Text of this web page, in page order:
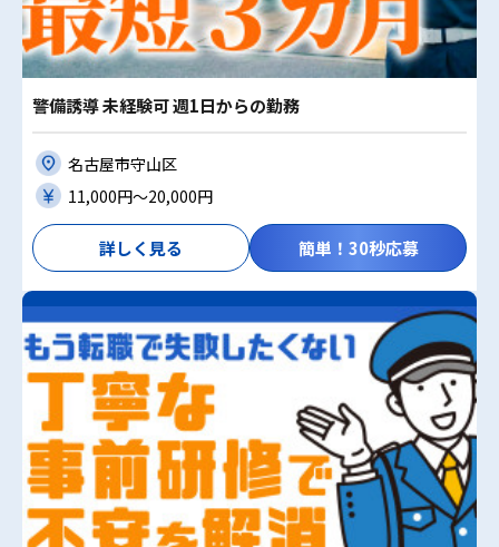
警備誘導 未経験可 週1日からの勤務
名古屋市守山区
11,000円〜20,000円
詳しく見る 簡単！30秒応募